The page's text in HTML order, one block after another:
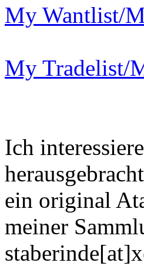
My Wantlist/
My Tradelist/
Ich
ein original
meiner